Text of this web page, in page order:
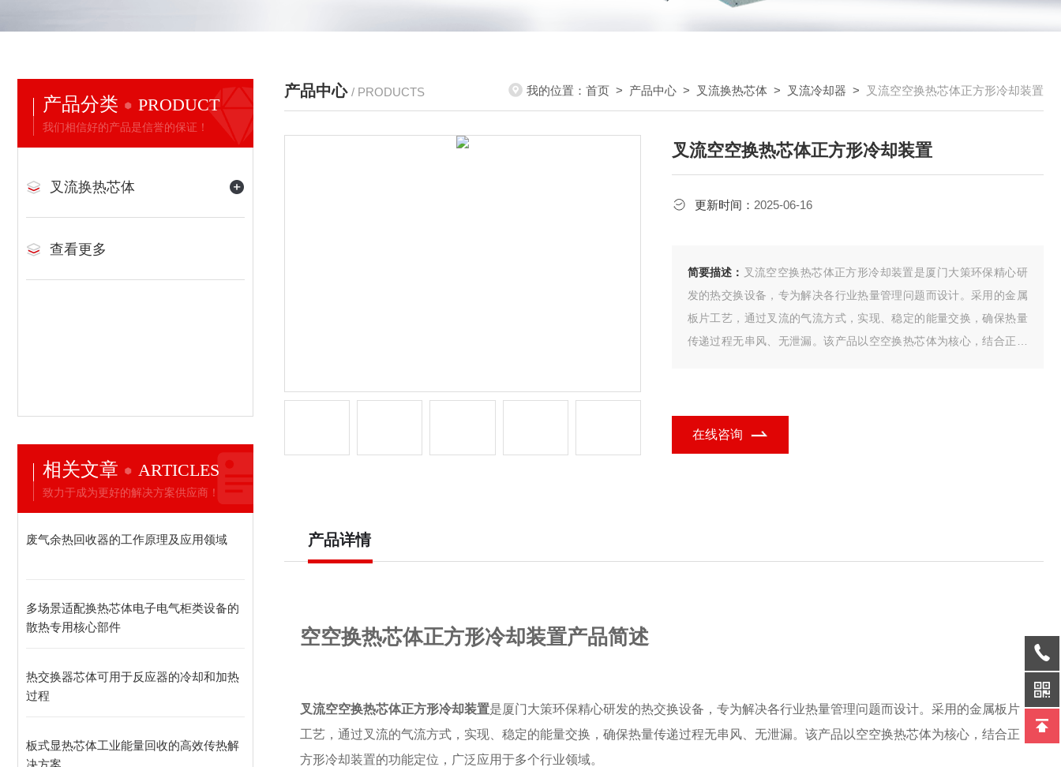
产品分类 PRODUCT
我们相信好的产品是信誉的保证！
叉流换热芯体
查看更多
相关文章 ARTICLES
致力于成为更好的解决方案供应商！
废气余热回收器的工作原理及应用领域
多场景适配换热芯体电子电气柜类设备的
散热专用核心部件
热交换器芯体可用于反应器的冷却和加热
过程
板式显热芯体工业能量回收的高效传热解
决方案
产品中心 / PRODUCTS 我的位置： 首页 > 产品中心 > 叉流换热芯体 > 叉流冷却器 > 叉流空空换热芯体正方形冷却装置
叉流空空换热芯体正方形冷却装置
更新时间： 2025-06-16
简要描述： 叉流空空换热芯体正方形冷却装置是厦门大策环保精心研
发的热交换设备，专为解决各行业热量管理问题而设计。采用的金属
板片工艺，通过叉流的气流方式，实现、稳定的能量交换，确保热量
传递过程无串风、无泄漏。该产品以空空换热芯体为核心，结合正方
在线咨询
产品详情
空空换热芯体正方形冷却装置产品简述
叉流空空换热芯体正方形冷却装置是厦门大策环保精心研发的热交换设备，专为解决各行业热量管理问题而设计。采用的金属板片
工艺，通过叉流的气流方式，实现、稳定的能量交换，确保热量传递过程无串风、无泄漏。该产品以空空换热芯体为核心，结合正
方形冷却装置的功能定位，广泛应用于多个行业领域。